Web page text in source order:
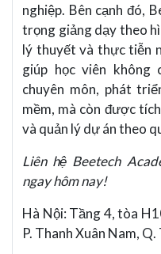
nghiệp. Bên cạnh đó,
trọng giảng dạy theo
lý thuyết và thực tiễn
giúp học viên không
chuyên môn, phát
mềm, mà còn được
và quản lý dự án theo
Liên hệ Beetech
ngay hôm nay!
Hà Nội: Tầng 4, tòa
P. Thanh Xuân Nam,